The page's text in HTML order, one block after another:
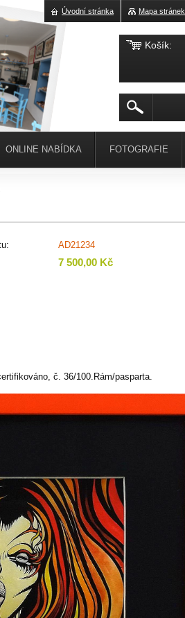
AD21234
7 500,00 Kč
č. 36/100.Rám/pasparta.
ONLINE NABÍDKA FOTOGRAFIE
Mapa stránek
Úvodní stránka
Košík: